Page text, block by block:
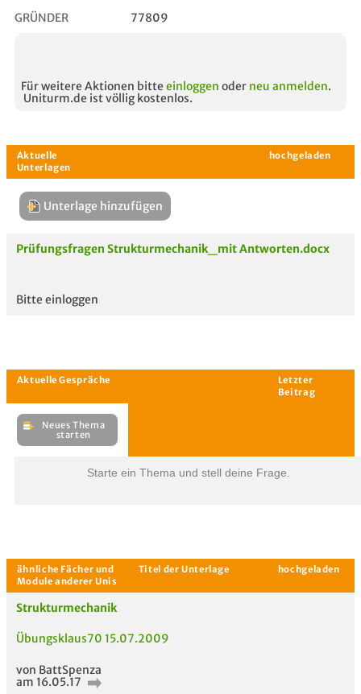
GRÜNDER 77809
Für weitere Aktionen bitte einloggen oder neu anmelden.
Uniturm.de ist völlig kostenlos.
Unterlage hinzufügen
Prüfungsfragen Strukturmechanik_mit Antworten.docx
Bitte einloggen
Aktuelle Gespräche
starten
Starte ein Thema und stell deine Frage.
Strukturmechanik
Übungsklaus70 15.07.2009
von BattSpenza
am 16.05.17